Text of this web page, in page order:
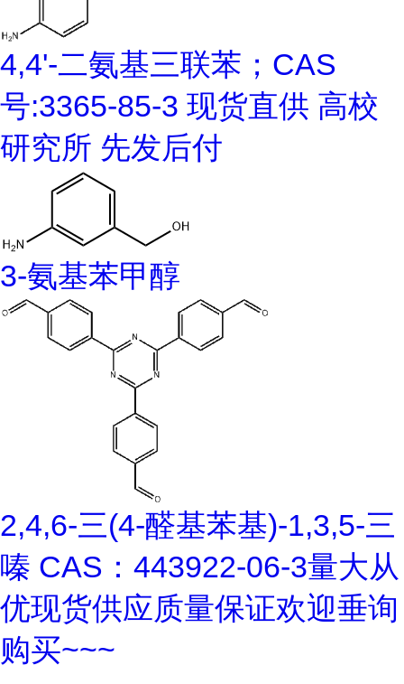
4,4'-二氨基三联苯；CAS
号:3365-85-3 现货直供 高校
研究所 先发后付
3-氨基苯甲醇
2,4,6-三(4-醛基苯基)-1,3,5-三
嗪 CAS：443922-06-3量大从
优现货供应质量保证欢迎垂询
购买~~~